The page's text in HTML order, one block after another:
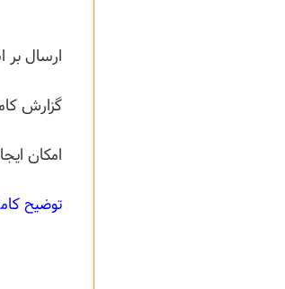
ارسال
گزارش
امکان
توضیح